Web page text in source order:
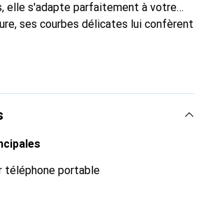
elle s'adapte parfaitement à votre
ses courbes délicates lui confèrent
smartphone. Reconnu
choix sûr pour une clientèle
téléphone portable